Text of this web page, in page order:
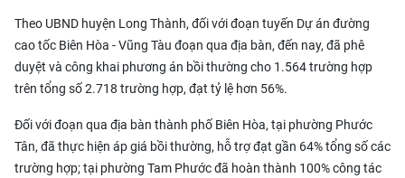
Theo UBND huyện Long Thành, đối với đoạn tuyến Dự án đường
cao tốc Biên Hòa - Vũng Tàu đoạn qua địa bàn, đến nay, đã phê
duyệt và công khai phương án bồi thường cho 1.564 trường hợp
trên tổng số 2.718 trường hợp, đạt tỷ lệ hơn 56%.
Đối với đoạn qua địa bàn thành phố Biên Hòa, tại phường Phước
Tân, đã thực hiện áp giá bồi thường, hỗ trợ đạt gần 64% tổng số các
trường hợp; tại phường Tam Phước đã hoàn thành 100% công tác